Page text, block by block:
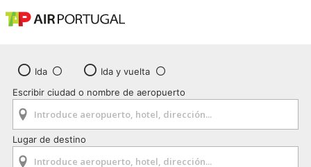
Ida
Ida y vuelta
Escribir ciudad o nombre de aeropuerto
Lugar de destino